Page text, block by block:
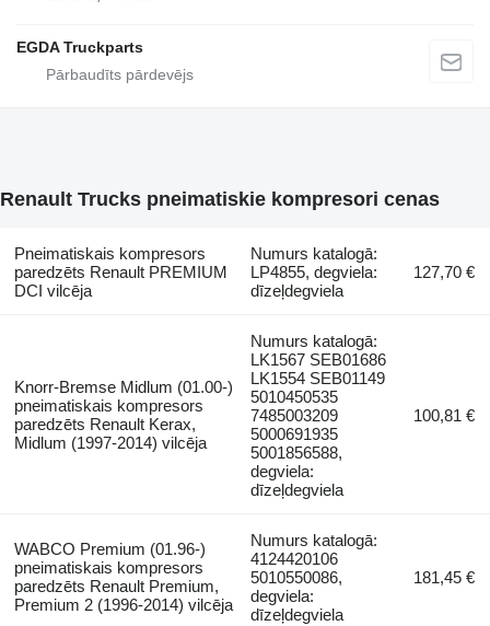
EGDA Truckparts
Renault Trucks pneimatiskie kompresori cenas
Pneimatiskais kompresors
paredzēts Renault PREMIUM
DCI vilcēja
Numurs katalogā:
LP4855, degviela:
dīzeļdegviela
127,70 €
Knorr-Bremse Midlum (01.00-)
pneimatiskais kompresors
paredzēts Renault Kerax,
Midlum (1997-2014) vilcēja
Numurs katalogā:
LK1567 SEB01686
LK1554 SEB01149
5010450535
7485003209
5000691935
5001856588,
degviela:
dīzeļdegviela
100,81 €
WABCO Premium (01.96-)
pneimatiskais kompresors
paredzēts Renault Premium,
Premium 2 (1996-2014) vilcēja
Numurs katalogā:
4124420106
5010550086,
degviela:
dīzeļdegviela
181,45 €